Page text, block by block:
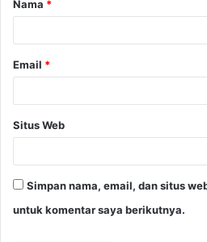
r
Nama *
Email *
Situs Web
Simpan nama, email, dan situs
untuk komentar saya berikutnya.